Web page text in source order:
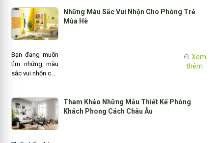
chủ đầu tư là
điều không hề
dễ dàng. Một
biệt thự hiện đại
tân thời sẽ phụ
thuộc rất nhiều
vào gu thẩm mỹ
và phong cách
nhà.
Những Màu Sắc Vui Nhộn Cho Phòng Trẻ
Mùa Hè
Bạn đang muốn
tìm những màu
sắc vui nhộn cho
phòng trẻ em
chưa có ý tưởng
nào độc đáo để
trang hoàng lại
căn phòng ngủ
Xem
thêm
Tham Khảo Những Mẫu Thiết Kế Phòng
Khách Phong Cách Châu Âu